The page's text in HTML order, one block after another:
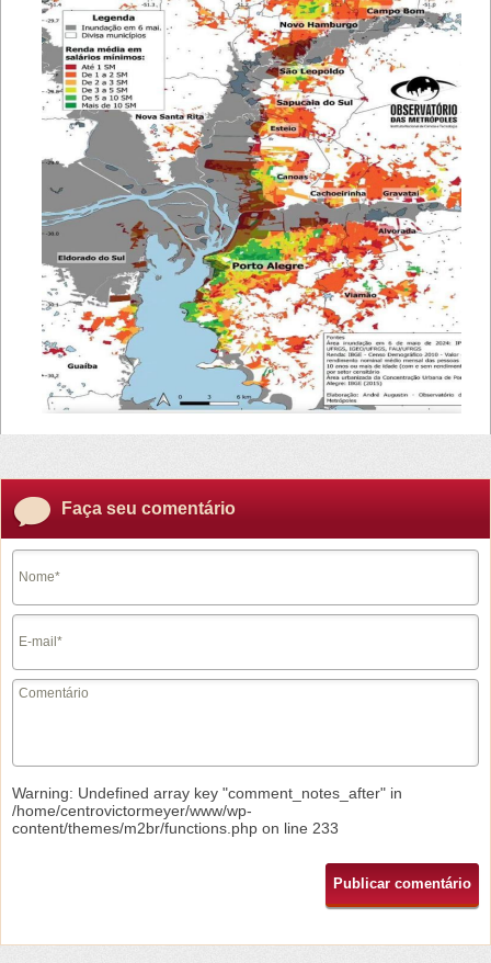
Faça seu comentário
Warning: Undefined array key "comment_notes_after" in
/home/centrovictormeyer/www/wp-
content/themes/m2br/functions.php on line 233